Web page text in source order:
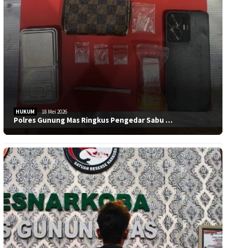
HUKUM 18 Mei 2026
Polres Gunung Mas Ringkus Pengedar Sabu …